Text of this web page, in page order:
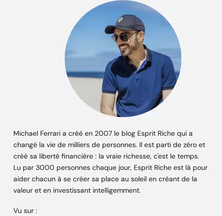
Michael Ferrari a créé en 2007 le blog Esprit Riche qui a
changé la vie de milliers de personnes. Il est parti de zéro et
créé sa liberté financière : la vraie richesse, c'est le temps.
Lu par 3000 personnes chaque jour, Esprit Riche est là pour
aider chacun à se créer sa place au soleil en créant de la
valeur et en investissant intelligemment.
Vu sur :